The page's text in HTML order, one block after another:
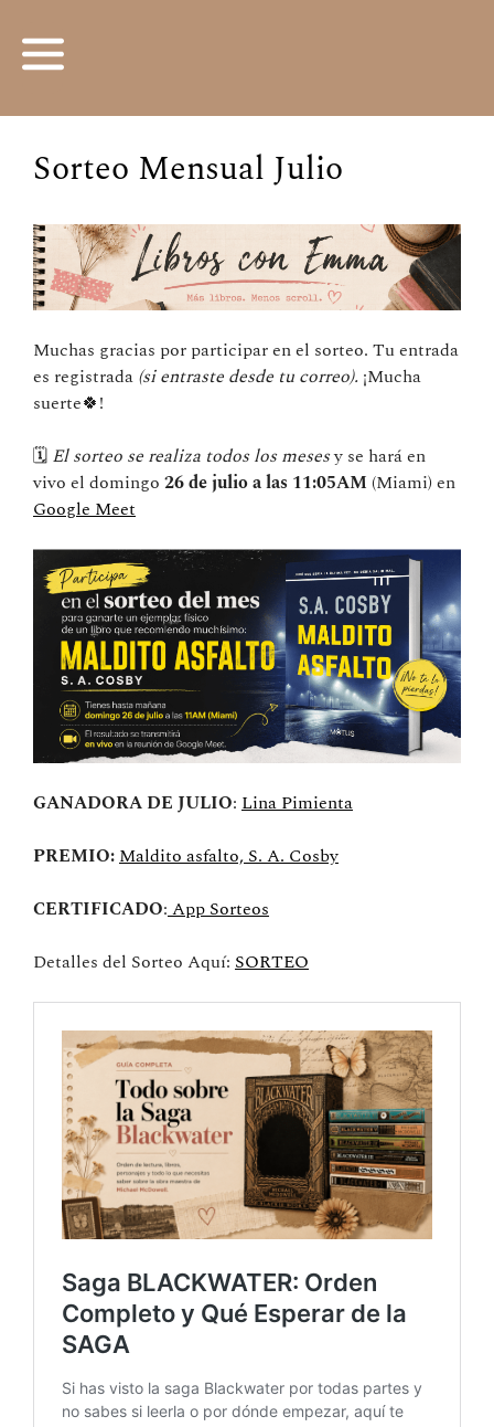
Sorteo Mensual Julio
Muchas gracias por participar en el sorteo. Tu entrada
es registrada (si entraste desde tu correo). ¡Mucha
suerte🍀!
🗓️ El sorteo se realiza todos los mesesy se hará en
vivo el domingo 26 de julio a las 11:05AM (Miami) en
Google Meet
GANADORA DE JULIO: Lina Pimienta
PREMIO: Maldito asfalto, S. A. Cosby
CERTIFICADO: App Sorteos
Detalles del Sorteo Aquí: SORTEO